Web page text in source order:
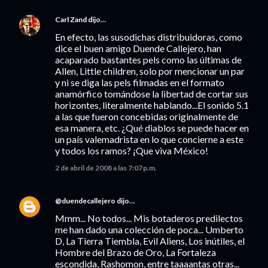
Carl Zand dijo…
En efecto, las susodichas distribuidoras, como
dice el buen amigo Duende Callejero, han
acaparado bastantes pels como las últimas de
Allen, Little children, solo por mencionar un par
y ni se diga las pels filmadas en el formato
anamórfico tomándose la libertad de cortar sus
horizontes, literalmente hablando...El sonido 5.1
a las que fueron concebidas originalmente de
esa manera, etc. ¿Qué diablos se puede hacer en
un país valemadrista en lo que concierne a este
y todos los ramos? ¡Que viva México!
2 de abril de 2008 a las 7:07 p.m.
@duendecallejero dijo…
Mmm... No todos... Mis botaderos predilectos
me han dado una colección de poca... Umberto
D, La Tierra Tiembla, Evil Aliens, Los inútiles, el
Hombre del Brazo de Oro, La Fortaleza
escondida, Rashomon, entre taaaantas otras...